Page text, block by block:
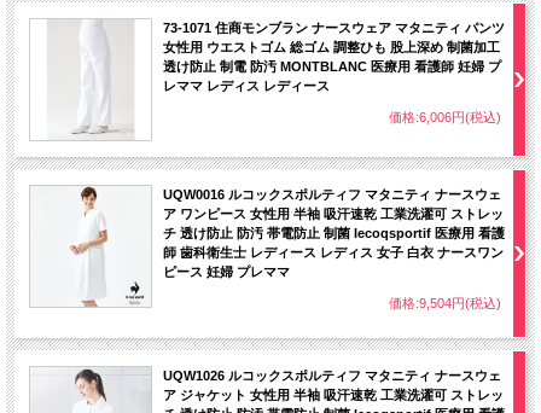
73-1071 住商モンブラン ナースウェア マタニティ パンツ
女性用 ウエストゴム 総ゴム 調整ひも 股上深め 制菌加工
透け防止 制電 防汚 MONTBLANC 医療用 看護師 妊婦 プ
レママ レディス レディース
価格:6,006円(税込)
UQW0016 ルコックスポルティフ マタニティ ナースウェ
ア ワンピース 女性用 半袖 吸汗速乾 工業洗濯可 ストレッ
チ 透け防止 防汚 帯電防止 制菌 lecoqsportif 医療用 看護
師 歯科衛生士 レディース レディス 女子 白衣 ナースワン
ピース 妊婦 プレママ
価格:9,504円(税込)
UQW1026 ルコックスポルティフ マタニティ ナースウェ
ア ジャケット 女性用 半袖 吸汗速乾 工業洗濯可 ストレッ